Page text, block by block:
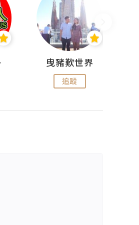
曳豬歎世界
追蹤